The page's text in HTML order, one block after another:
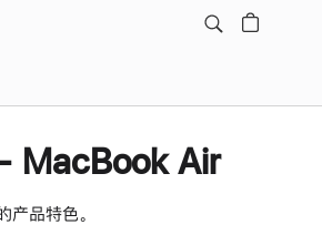
MacBook Air
品特色。